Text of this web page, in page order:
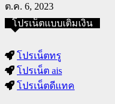
ต.ค. 6, 2023
โปรเน็ตแบบเติมเงิน
โปรเน็ตทรู
โปรเน็ต ais
โปรเน็ตดีแทค